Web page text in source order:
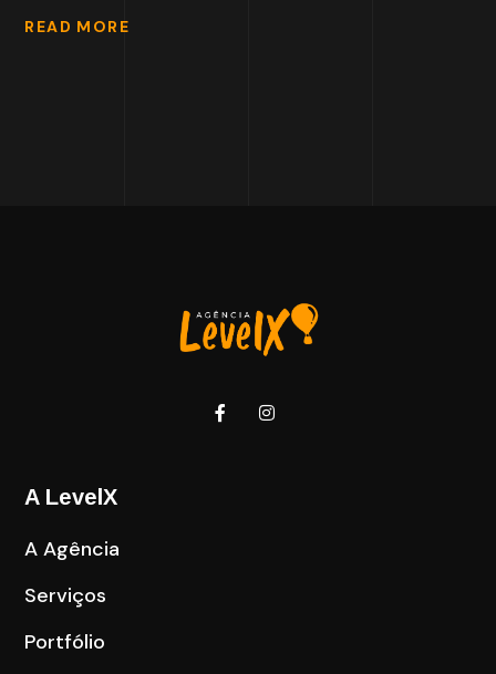
READ MORE
A LevelX
A Agência
Serviços
Portfólio